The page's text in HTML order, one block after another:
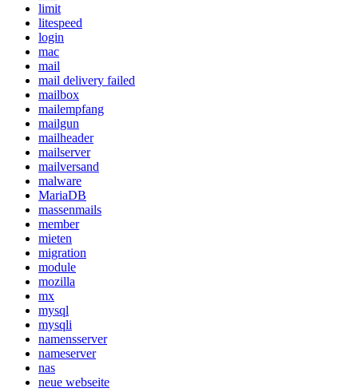
limit
litespeed
login
mac
mail
mail delivery failed
mailbox
mailempfang
mailgun
mailheader
mailserver
mailversand
malware
MariaDB
massenmails
member
mieten
migration
module
mozilla
mx
mysql
mysqli
namensserver
nameserver
nas
neue webseite